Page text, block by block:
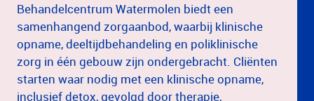
Behandelcentrum Watermolen biedt een
samenhangend zorgaanbod, waarbij klinische
opname, deeltijdbehandeling en poliklinische
zorg in één gebouw zijn ondergebracht. Cliënten
starten waar nodig met een klinische opname,
inclusief detox, gevolgd door therapie,